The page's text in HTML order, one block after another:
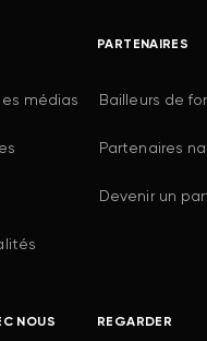
médias
PARTENAIRES
Bailleurs de
Partenaires
Devenir un
NOUS REGARDER